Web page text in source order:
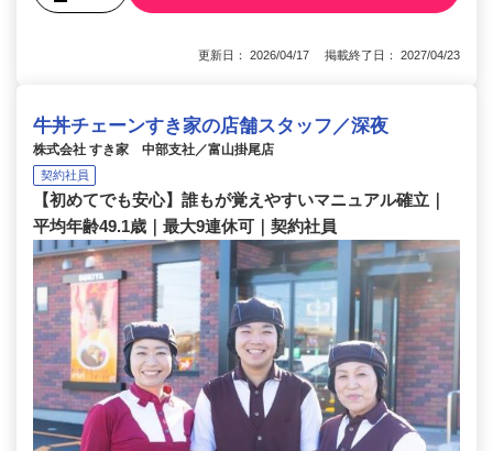
更新日： 2026/04/17 掲載終了日： 2027/04/23
牛丼チェーンすき家の店舗スタッフ／深夜
株式会社 すき家 中部支社／富山掛尾店
契約社員
【初めてでも安心】誰もが覚えやすいマニュアル確立｜
平均年齢49.1歳｜最大9連休可｜契約社員